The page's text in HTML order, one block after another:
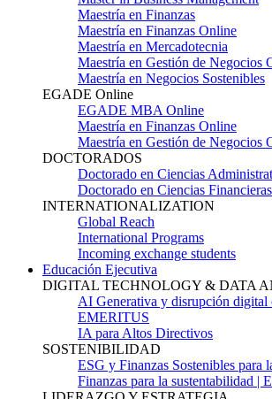
Maestría en Finanzas
Maestría en Finanzas Online
Maestría en Mercadotecnia
Maestría en Gestión de Negocios
Maestría en Negocios Sostenibles
EGADE Online
EGADE MBA Online
Maestría en Finanzas Online
Maestría en Gestión de Negocios
DOCTORADOS
Doctorado en Ciencias
Doctorado en Ciencias Financieras
INTERNATIONALIZATION
Global Reach
International Programs
Incoming exchange students
Educación Ejecutiva
DIGITAL TECHNOLOGY & DATA
AI Generativa y disrupción digital
EMERITUS
IA para Altos Directivos
SOSTENIBILIDAD
ESG y Finanzas Sostenibles para
Finanzas para la sustentabilidad |